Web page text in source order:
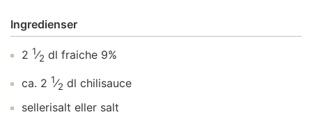
Ingredienser
2 1⁄2 dl fraiche 9%
ca. 2 1⁄2 dl chilisauce
sellerisalt eller salt